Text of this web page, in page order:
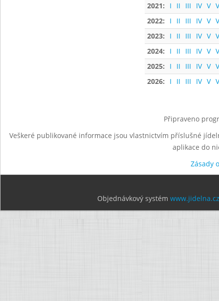
2021:
I II III IV V
2022:
I II III IV V
2023:
I II III IV V
2024:
I II III IV V
2025:
I II III IV V
2026:
I II III IV V
Připraveno
Veškeré publikované informace jsou vlastnictvím příslušné
aplikace do
Zásady
Objednávkový systém www.jidelna.cz